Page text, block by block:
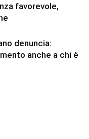
favorevole,
denuncia:
anche a chi è